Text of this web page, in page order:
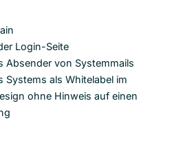
Login-Seite
Absender von Systemmails
Systems als Whitelabel im
ohne Hinweis auf einen